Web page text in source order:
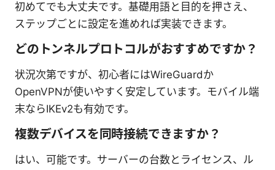
初めてでも大丈夫です。基礎用語と目的を押さえ、
ステップごとに設定を進めれば実装できます。
どのトンネルプロトコルがおすすめですか？
状況次第ですが、初心者にはWireGuardか
OpenVPNが使いやすく安定しています。モバイル端
末ならIKEv2も有効です。
複数デバイスを同時接続できますか？
はい、可能です。サーバーの台数とライセンス、ル